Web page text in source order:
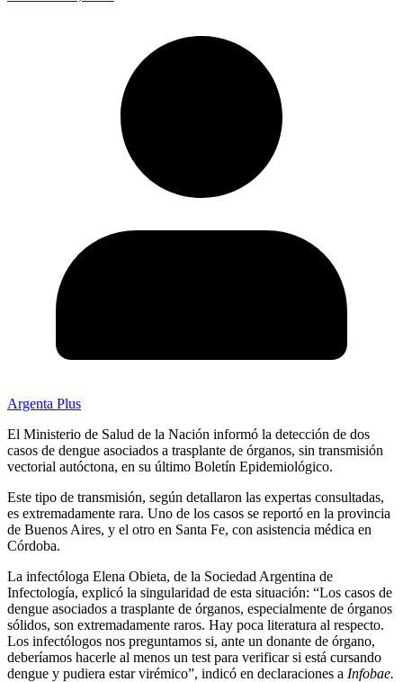
Argenta Plus
El Ministerio de Salud de la Nación informó la detección de dos
casos de dengue asociados a trasplante de órganos, sin transmisión
vectorial autóctona, en su último Boletín Epidemiológico.
Este tipo de transmisión, según detallaron las expertas consultadas,
es extremadamente rara. Uno de los casos se reportó en la provincia
de Buenos Aires, y el otro en Santa Fe, con asistencia médica en
Córdoba.
La infectóloga Elena Obieta, de la Sociedad Argentina de
Infectología, explicó la singularidad de esta situación: “Los casos de
dengue asociados a trasplante de órganos, especialmente de órganos
sólidos, son extremadamente raros. Hay poca literatura al respecto.
Los infectólogos nos preguntamos si, ante un donante de órgano,
deberíamos hacerle al menos un test para verificar si está cursando
dengue y pudiera estar virémico”, indicó en declaraciones a Infobae.